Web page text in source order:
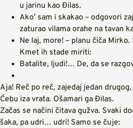
u jarinu kao Đilas.
Ako’ sam i skakao – odgovori
zaturao vilama orahe na tavan
Ne laj, more! – planu čiča
Kmet ih stade miriti:
Batalite, ljudi!… De, da se
Aja! Reč po reč, zajedaj jedan
Ćebu iza vrata. Ošamari ga Đilas.
Začas se načini čitava gužva. Svaki
šaka, pa udri… udri! Samo se čuje: